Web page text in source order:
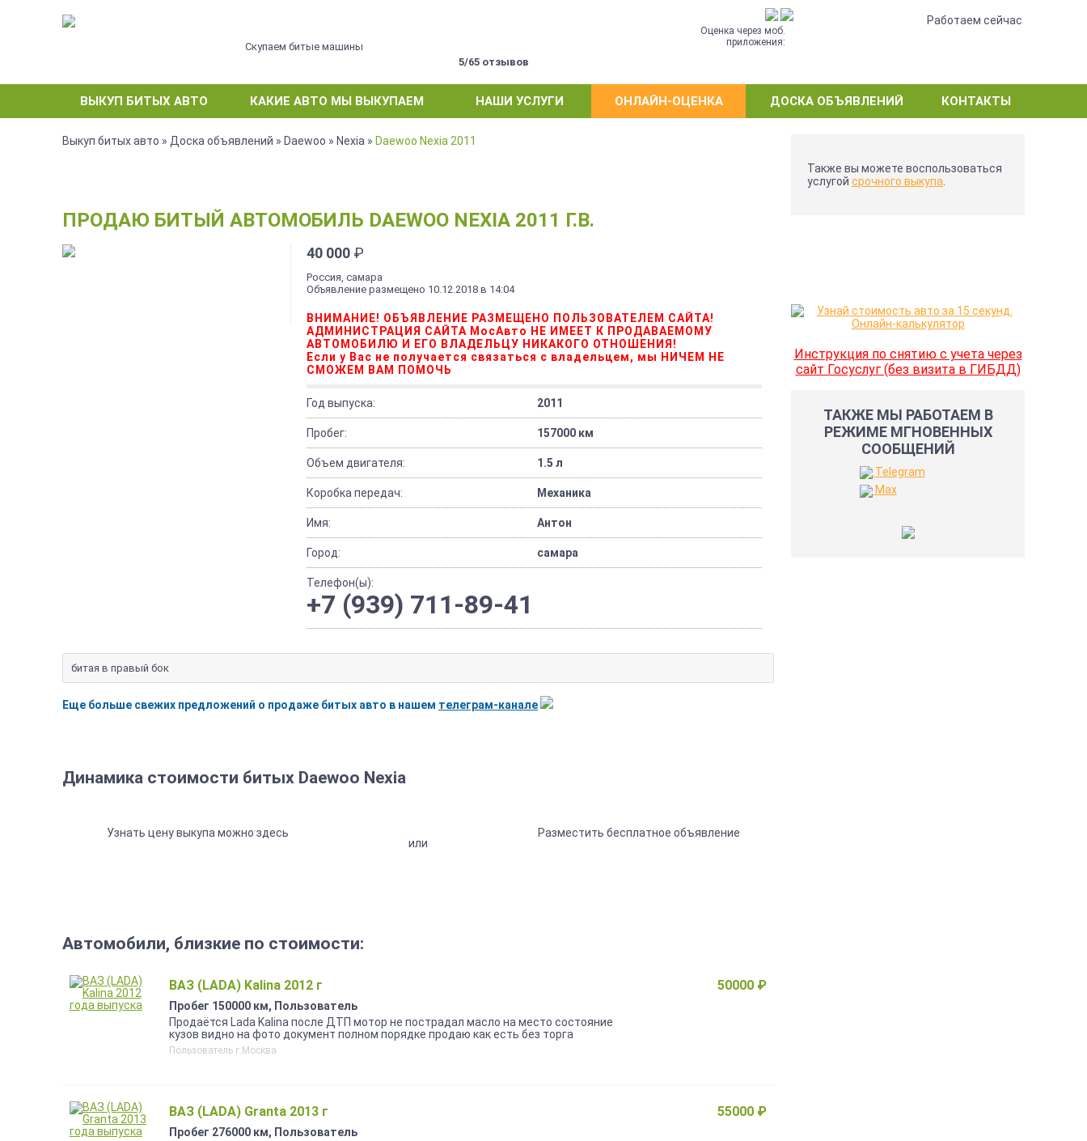
Скупаем битые машины
5/65 отзывов
Оценка через моб.
приложения:
Работаем сейчас
ВЫКУП БИТЫХ АВТО КАКИЕ АВТО МЫ ВЫКУПАЕМ НАШИ УСЛУГИ ОНЛАЙН-ОЦЕНКА ДОСКА ОБЪЯВЛЕНИЙ КОНТАКТЫ
Выкуп битых авто » Доска объявлений » Daewoo » Nexia » Daewoo Nexia 2011
ПРОДАЮ БИТЫЙ АВТОМОБИЛЬ DAEWOO NEXIA 2011 Г.В.
40 000 ₽
Россия, самара
Объявление размещено 10.12.2018 в 14:04
ВНИМАНИЕ! ОБЪЯВЛЕНИЕ РАЗМЕЩЕНО ПОЛЬЗОВАТЕЛЕМ САЙТА!
АДМИНИСТРАЦИЯ САЙТА МосАвто НЕ ИМЕЕТ К ПРОДАВАЕМОМУ
АВТОМОБИЛЮ И ЕГО ВЛАДЕЛЬЦУ НИКАКОГО ОТНОШЕНИЯ!
Если у Вас не получается связаться с владельцем, мы НИЧЕМ НЕ
СМОЖЕМ ВАМ ПОМОЧЬ
Год выпуска: 2011
Пробег: 157000 км
Объем двигателя: 1.5 л
Коробка передач: Механика
Имя: Антон
Город: самара
Телефон(ы):
+7 (939) 711-89-41
битая в правый бок
Еще больше свежих предложений о продаже битых авто в нашем телеграм-канале
Динамика стоимости битых Daewoo Nexia
Узнать цену выкупа можно здесь
или
Разместить бесплатное объявление
Автомобили, близкие по стоимости:
ВАЗ (LADA) Kalina 2012 г
Пробег 150000 км, Пользователь
Продаётся Lada Kalina после ДТП мотор не пострадал масло на место состояние
кузов видно на фото документ полном порядке продаю как есть без торга
Пользователь г.Москва
50000 ₽
ВАЗ (LADA) Granta 2013 г
Пробег 276000 км, Пользователь
55000 ₽
Также вы можете воспользоваться
услугой срочного выкупа
Инструкция по снятию с учета через
сайт Госуслуг (без визита в ГИБДД)
ТАКЖЕ МЫ РАБОТАЕМ В
РЕЖИМЕ МГНОВЕННЫХ
СООБЩЕНИЙ
Telegram
Max